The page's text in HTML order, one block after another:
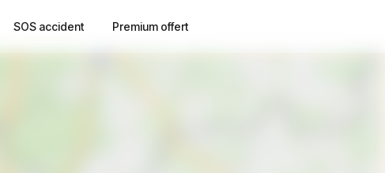
SOS accident Premium offert